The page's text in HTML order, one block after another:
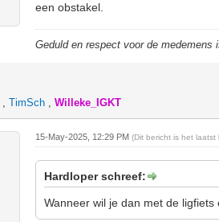
een obstakel.
Geduld en respect voor de medemens
,TimSch ,Willeke_IGKT
15-May-2025, 12:29 PM(Dit bericht is het
Hardloper schreef:
Wanneer wil je dan met de